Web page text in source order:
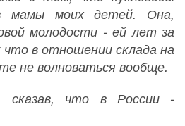
мамы моих детей. Она,
молодости - ей лет за
что в отношении склада на
не волноваться вообще.
что в России -